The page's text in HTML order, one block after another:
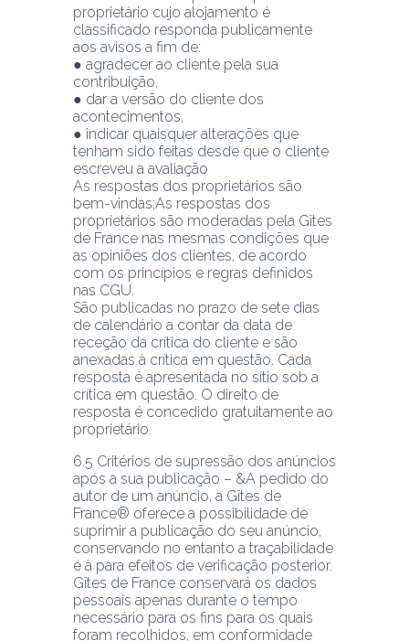
proprietário cujo alojamento é
classificado responda publicamente
aos avisos a fim de:
● agradecer ao cliente pela sua
contribuição,
● dar a versão do cliente dos
acontecimentos,
● indicar quaisquer alterações que
tenham sido feitas desde que o cliente
escreveu a avaliação
As respostas dos proprietários são
bem-vindas;As respostas dos
proprietários são moderadas pela Gîtes
de France nas mesmas condições que
as opiniões dos clientes, de acordo
com os princípios e regras definidos
nas CGU.
São publicadas no prazo de sete dias
de calendário a contar da data de
receção da crítica do cliente e são
anexadas à crítica em questão. Cada
resposta é apresentada no sítio sob a
crítica em questão. O direito de
resposta é concedido gratuitamente ao
6.5 Critérios de supressão dos anúncios
após a sua publicação – &A pedido do
autor de um anúncio, a Gîtes de
France® oferece a possibilidade de
suprimir a publicação do seu anúncio,
conservando no entanto a traçabilidade
é à para efeitos de verificação posterior.
Gîtes de France conservará os dados
pessoais apenas durante o tempo
necessário para os fins para os quais
foram recolhidos, em conformidade